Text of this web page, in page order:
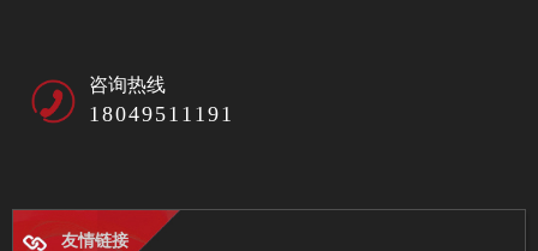
咨询热线
18049511191
友情链接